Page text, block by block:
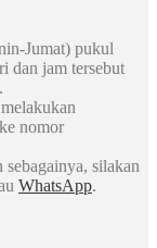
Jumat) pukul
dan jam tersebut
nomor
silakan
WhatsApp.